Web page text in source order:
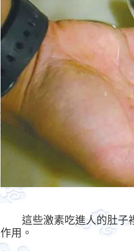
這些激素吃進人的肚子
作用。